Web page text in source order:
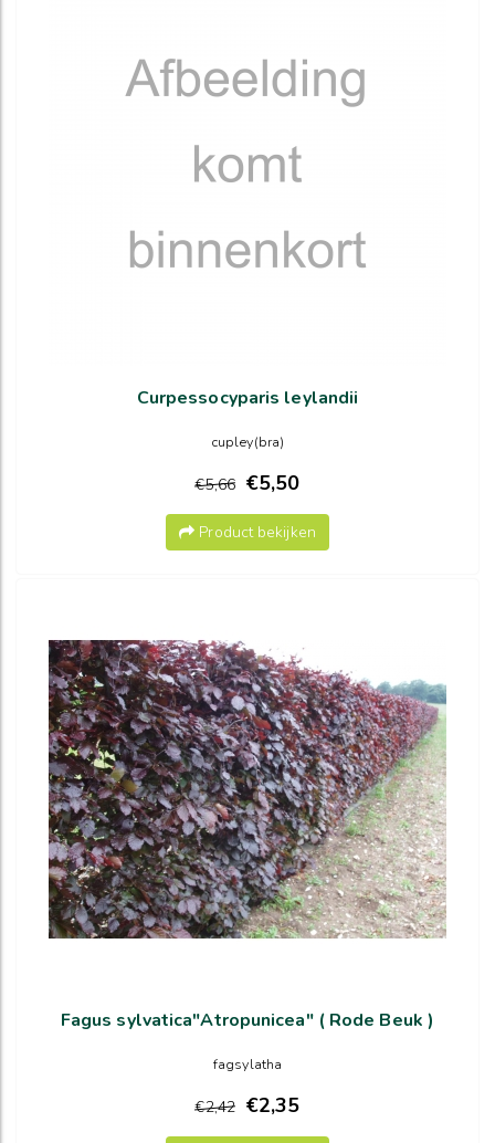
Curpessocyparis leylandii
cupley(bra)
€5,66 €5,50
Product bekijken
Fagus sylvatica"Atropunicea" ( Rode Beuk )
fagsylatha
€2,42 €2,35